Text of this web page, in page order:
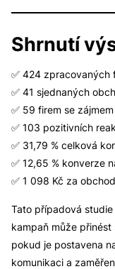
Shrnutí
✅ 424 zpracovaných
✅ 41 sjednaných
✅ 59 firem se
✅ 103 pozitivních
✅ 31,79 % celková
✅ 12,65 % konverze
✅ 1 098 Kč za
Tato případová
kampaň může
pokud je postavena
komunikaci a